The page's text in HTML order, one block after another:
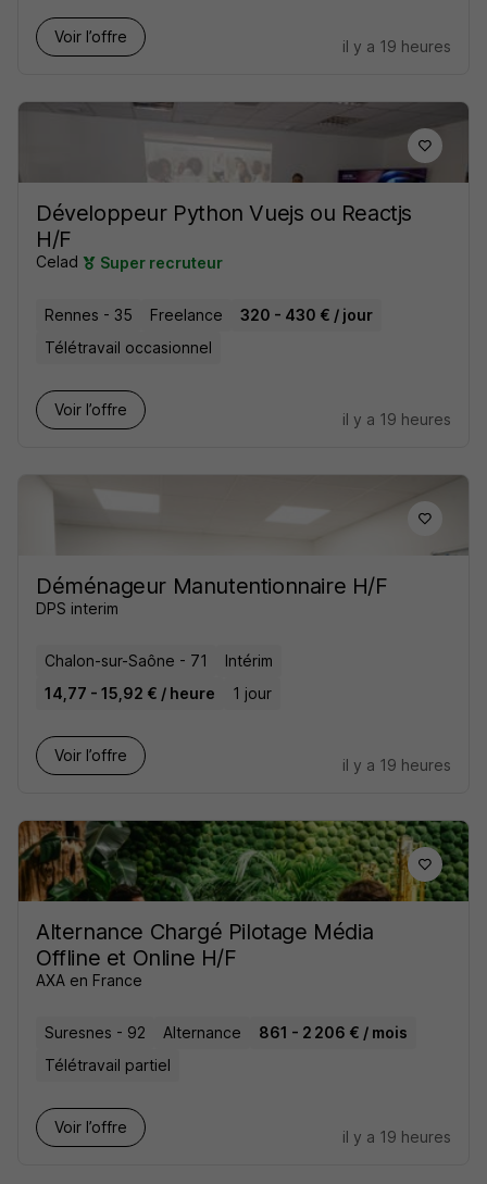
Voir l’offre
il y a 19 heures
Développeur Python Vuejs ou Reactjs
H/F
Celad Super recruteur
Rennes - 35 Freelance
320 - 430 € / jour
Télétravail occasionnel
Voir l’offre
il y a 19 heures
Déménageur Manutentionnaire H/F
DPS interim
Chalon-sur-Saône - 71
Intérim
14,77 - 15,92 € / heure
1 jour
Voir l’offre
il y a 19 heures
Alternance Chargé Pilotage Média
Offline et Online H/F
AXA en France
Suresnes - 92 Alternance
861 - 2 206 € / mois
Télétravail partiel
Voir l’offre
il y a 19 heures